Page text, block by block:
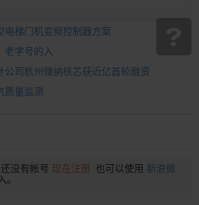
电梯门机变频控制器方案
老字号的入
公司杭州微纳核芯获近亿首轮融资
质量监测
没有帐号 现在注册 也可以使用 新浪微
。